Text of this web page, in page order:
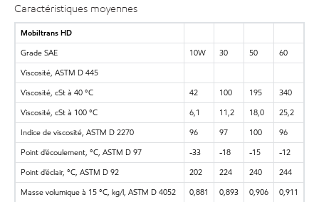
Caractéristiques moyennes
Mobiltrans HD
Grade SAE
10W 30 50
60
Viscosité, ASTM D 445
Viscosité, cSt à 40 °C
42 100 195
340
Viscosité, cSt à 100 °C
6,1 11,2 18,0
25,2
Indice de viscosité, ASTM D 2270
96 97 100
96
Point d’écoulement, °C, ASTM D 97
-33 -18 -15
-12
Point d’éclair, °C, ASTM D 92
202 224 240
244
Masse volumique à 15 °C, kg/l, ASTM D 4052
0,881 0,893 0,906 0,911